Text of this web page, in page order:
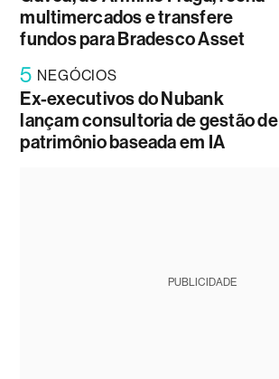
multimercados e transfere
fundos para Bradesco Asset
5 NEGÓCIOS
Ex-executivos do Nubank
lançam consultoria de gestão de
patrimônio baseada em IA
PUBLICIDADE